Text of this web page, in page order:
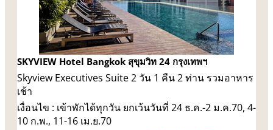
SKYVIEW Hotel Bangkok สุขุมวิท 24 กรุงเทพฯ
Skyview Executives Suite 2 วัน 1 คืน 2 ท่าน รวมอาหาร
เช้า
เงื่อนไข : เข้าพักได้ทุกวัน ยกเว้นวันที่ 24 ธ.ค.-2 ม.ค.70, 4-
10 ก.พ., 11-16 เม.ย.70